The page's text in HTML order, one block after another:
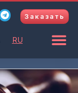
T
e
r
m
Заказать
RU